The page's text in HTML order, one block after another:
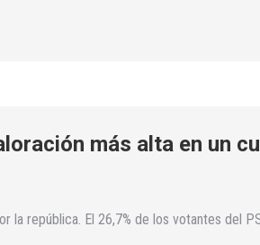
más alta en un
la república. El 26,7% de los votantes del